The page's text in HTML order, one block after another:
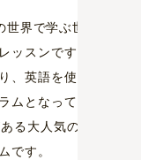
界で学ぶ世界初(※
スンです。英語
英語を使うこと
ムとなっていま
る大人気のeスポ
です。